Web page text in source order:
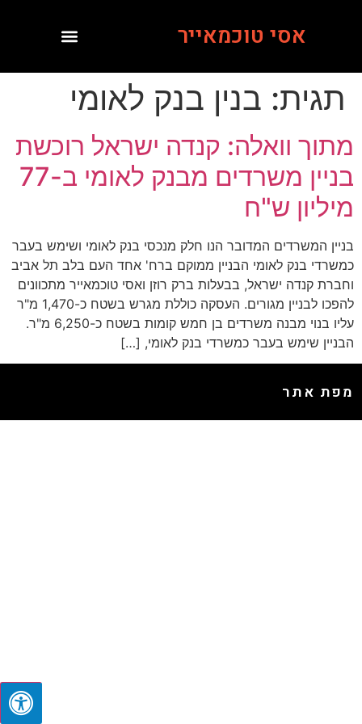
אסי טוכמאייר
תגית: בנין בנק לאומי
מתוך וואלה: קנדה ישראל רוכשת
בניין משרדים מבנק לאומי ב-77
מיליון ש"ח
בניין המשרדים המדובר הנו חלק מנכסי בנק לאומי ושימש בעבר
כמשרדי בנק לאומי הבניין ממוקם ברח' אחד העם בלב תל אביב
וחברת קנדה ישראל, בבעלות ברק רוזן ואסי טוכמאייר מתכוונים
להפכו לבניין מגורים. העסקה כוללת מגרש בשטח כ-1,470 מ"ר
עליו בנוי מבנה משרדים בן חמש קומות בשטח כ-6,250 מ"ר.
הבניין שימש בעבר כמשרדי בנק לאומי, […]
מפת אתר